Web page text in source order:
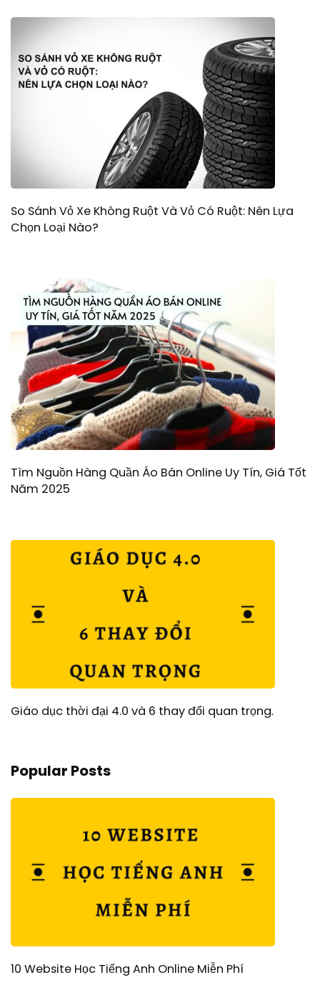
So Sánh Vỏ Xe Không Ruột Và Vỏ Có Ruột: Nên Lựa
Chọn Loại Nào?
Tìm Nguồn Hàng Quần Áo Bán Online Uy Tín, Giá Tốt
Năm 2025
Giáo dục thời đại 4.0 và 6 thay đổi quan trọng.
Popular Posts
10 Website Học Tiếng Anh Online Miễn Phí